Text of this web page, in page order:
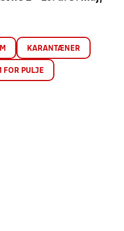
KARANTÆNER
FOR PULJE